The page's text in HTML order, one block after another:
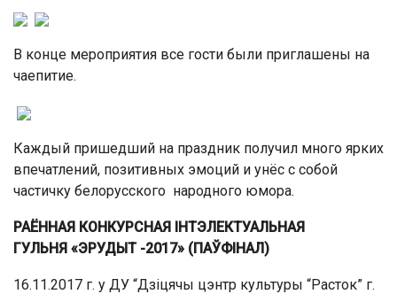
В конце мероприятия все гости были приглашены на
чаепитие.
Каждый пришедший на праздник получил много ярких
впечатлений, позитивных эмоций и унёс с собой
частичку белорусского народного юмора.
РАЁННАЯ КОНКУРСНАЯ ІНТЭЛЕКТУАЛЬНАЯ
ГУЛЬНЯ «ЭРУДЫТ -2017» (ПАЎФІНАЛ)
16.11.2017 г. у ДУ “Дзіцячы цэнтр культуры “Расток” г.